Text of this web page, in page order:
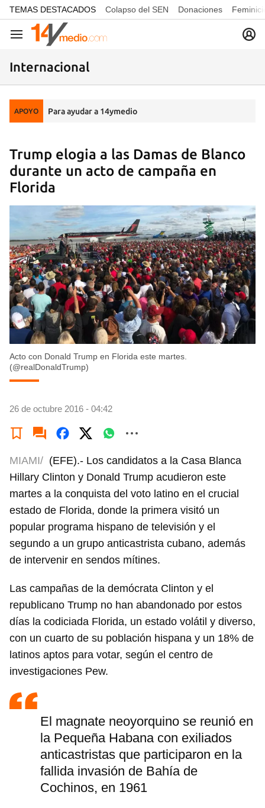
common.go-to-content
TEMAS DESTACADOS Colapso del SEN Donaciones
Navegación
Internacional
APOYO Para ayudar a 14ymedio
Trump elogia a las Damas de Blanco
durante un acto de campaña en
Florida
Acto con Donald Trump en Florida este martes.
(@realDonaldTrump)
26 de octubre 2016 - 04:42
MIAMI/ (EFE).- Los candidatos a la Casa Blanca
Hillary Clinton y Donald Trump acudieron este
martes a la conquista del voto latino en el crucial
estado de Florida, donde la primera visitó un
popular programa hispano de televisión y el
segundo a un grupo anticastrista cubano, además
de intervenir en sendos mítines.
Las campañas de la demócrata Clinton y el
republicano Trump no han abandonado por estos
días la codiciada Florida, un estado volátil y diverso,
con un cuarto de su población hispana y un 18% de
latinos aptos para votar, según el centro de
investigaciones Pew.
El magnate neoyorquino se reunió en
la Pequeña Habana con exiliados
anticastristas que participaron en la
fallida invasión de Bahía de
Cochinos, en 1961